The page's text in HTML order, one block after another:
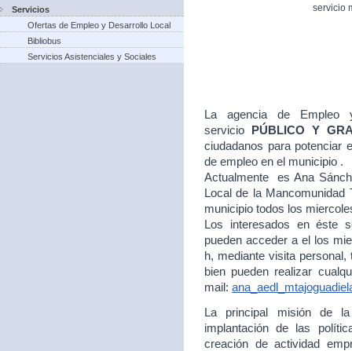
Servicios
Ofertas de Empleo y Desarrollo Local
Bibliobus
Servicios Asistenciales y Sociales
servicio
La agencia de Empleo
servicio
PÚBLICO Y
ciudadanos para potenciar
de empleo en el municipio .
Actualmente es Ana
Local de la Mancomunidad
municipio todos los
Los interesados en éste
pueden acceder a el los
h, mediante visita
bien pueden realizar
mail:
La principal misión de
implantación de las
creación de actividad